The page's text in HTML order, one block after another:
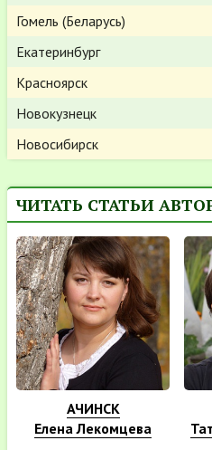
Гомель (Беларусь)
Екатеринбург
Красноярск
Новокузнецк
Новосибирск
ЧИТАТЬ СТАТЬИ
АЧИНСК
Елена Лекомцева